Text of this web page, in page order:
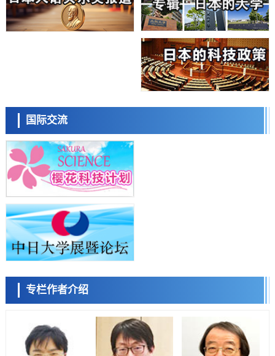
能力与生产力
科学研究
藤田医科大学等成功鉴定出非结核分枝杆菌生存的必需基因，首次揭示
【AI法下篇】如何应对AI的不可控性——中央大学平野晋教授专访
的具体对策
科学研究
大阪大学开发基于水氢键网络的温度预测新方法，AI从分子排列信息中
高精度解读
经济・社会
【AI法上篇】如何对“将人生交给AI”保持危机感——中央大学平野晋教
授专访
科学研究
庆应义塾大学阐明脑内“游击手”小胶质细胞包裹保护受损神经细胞的机
制，有望用于开发阿尔茨海默病等疾病疗法
科学研究
日本东北大学与横滨橡胶全球首次从纳米尺度揭示橡胶—黄铜粘接界面
劣化抑制机制，为提升轮胎安全性与耐久性的材料设计开辟道路
科学研究
近畿大学等发现植物染料“日本茜”的红色成分可抑制老化与炎症，有望
科学研究
群马大学开发针对难治性癫痫的新型基因疗法，利用超小型GAD67启动
子抑制发作
九州大学揭示夜间眼压升高机制：两种激素波动叠加所致
科学研究
国际交流
专栏作者介绍
流员
小岩井忠道
陈小牧 李鸥 安宁